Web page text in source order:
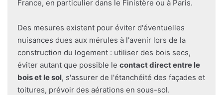
France, en particulier dans le Finistère ou à Paris.
Des mesures existent pour éviter d'éventuelles
nuisances dues aux mérules à l'avenir lors de la
construction du logement : utiliser des bois secs,
éviter autant que possible le contact direct entre le
bois et le sol, s'assurer de l'étanchéité des façades et
toitures, prévoir des aérations en sous-sol.